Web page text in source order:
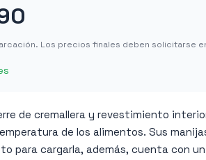
Los precios finales deben solicitarse
de cremallera y revestimiento
de los alimentos. Sus
para cargarla, además, cuenta con un